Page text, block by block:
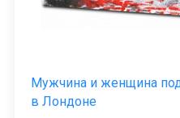
Мужчина и женщина
в Лондоне